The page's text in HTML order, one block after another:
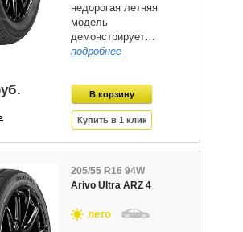
недорогая летняя
модель
демонстрирует…
подробнее
205/55 R16 94W
Arivo Ultra ARZ 4
лето